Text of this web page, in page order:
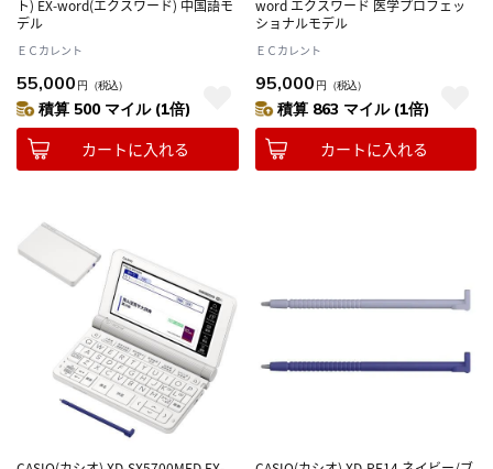
ト) EX-word(エクスワード) 中国語モ
デル
ＥＣカレント
55,000 円 （税込）
積算 500 マイル (1倍)
カートに入れる
word エクスワード 医学プロフェッ
ショナルモデル
ＥＣカレント
95,000 円 （税込）
積算 863 マイル (1倍)
カートに入れる